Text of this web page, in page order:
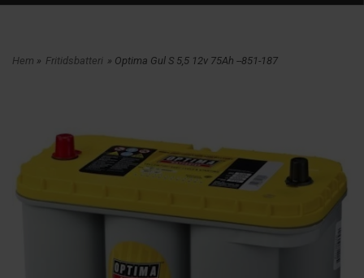
Hem » Fritidsbatteri » Optima Gul S 5,5 12v 75Ah --851-187